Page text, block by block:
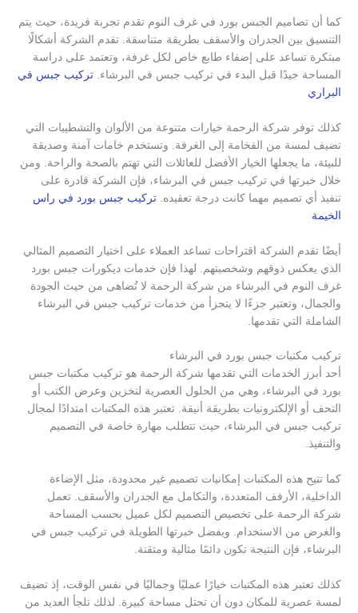
كما أن تصاميم الجبس بورد في غرف النوم تقدم تجربة فريدة، حيث يتم
التنسيق بين الجدران والأسقف بطريقة متناسقة. تقدم الشركة أشكالًا
مبتكرة تساعد على إضفاء طابع خاص لكل غرفة، وتعتمد على دراسة
المساحة جيدًا قبل البدء في تركيب جبس في البرشاء.تركيب جبس في
البراري
كذلك توفر شركة الرحمة خيارات متنوعة من الألوان والتشطيبات التي
تضيف لمسة من الفخامة إلى الغرفة. وتستخدم خامات آمنة وصديقة
للبيئة، ما يجعلها الخيار الأفضل للعائلات التي تهتم بالصحة والراحة. ومن
خلال خبرتها في تركيب جبس في البرشاء، فإن الشركة قادرة على
تنفيذ أي تصميم مهما كانت درجة تعقيده.تركيب جبس بورد في راس
الخيمة
أيضًا تقدم الشركة اقتراحات تساعد العملاء على اختيار التصميم المثالي
الذي يعكس ذوقهم وشخصيتهم. لهذا فإن خدمات ديكورات جبس بورد
غرف النوم في البرشاء من شركة الرحمة لا تُضاهى من حيث الجودة
والجمال، وتعتبر جزءًا لا يتجزأ من خدمات تركيب جبس في البرشاء
الشاملة التي تقدمها.
تركيب مكتبات جبس بورد في البرشاء
أحد أبرز الخدمات التي تقدمها شركة الرحمة هو تركيب مكتبات جبس
بورد في البرشاء، وهي من الحلول العصرية لتخزين وعرض الكتب أو
التحف أو الإلكترونيات بطريقة أنيقة. تعتبر هذه المكتبات امتدادًا لمجال
تركيب جبس في البرشاء، حيث تتطلب مهارة خاصة في التصميم
والتنفيذ.
كما تتيح هذه المكتبات إمكانيات تصميم غير محدودة، مثل الإضاءة
الداخلية، الأرفف المتعددة، والتكامل مع الجدران والأسقف. تعمل
شركة الرحمة على تخصيص التصميم لكل عميل بحسب المساحة
والغرض من الاستخدام. وبفضل خبرتها الطويلة في تركيب جبس في
البرشاء، فإن النتيجة تكون دائمًا مثالية ومتقنة.
كذلك تعتبر هذه المكتبات خيارًا عمليًا وجماليًا في نفس الوقت، إذ تضيف
لمسة عصرية للمكان دون أن تحتل مساحة كبيرة. لذلك تلجأ العديد من